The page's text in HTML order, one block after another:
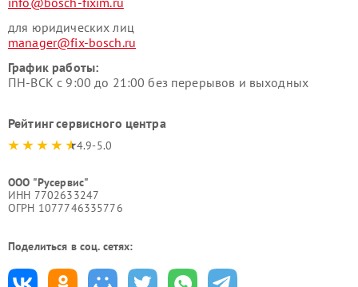
для юридических лиц
manager@fix-bosch.ru
График работы:
ПН-ВСК с 9:00 до 21:00 без перерывов и выходных
Рейтинг сервисного центра
4.9-5.0
ООО "Русервис"
ИНН 7702633247
ОГРН 1077746335776
Поделиться в соц. сетях: